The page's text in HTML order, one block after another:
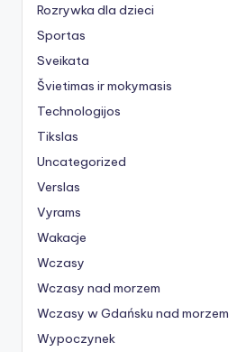
Rozrywka dla dzieci
Sportas
Sveikata
Švietimas ir mokymasis
Technologijos
Tikslas
Uncategorized
Verslas
Vyrams
Wakacje
Wczasy
Wczasy nad morzem
Wczasy w Gdańsku nad morzem
Wypoczynek